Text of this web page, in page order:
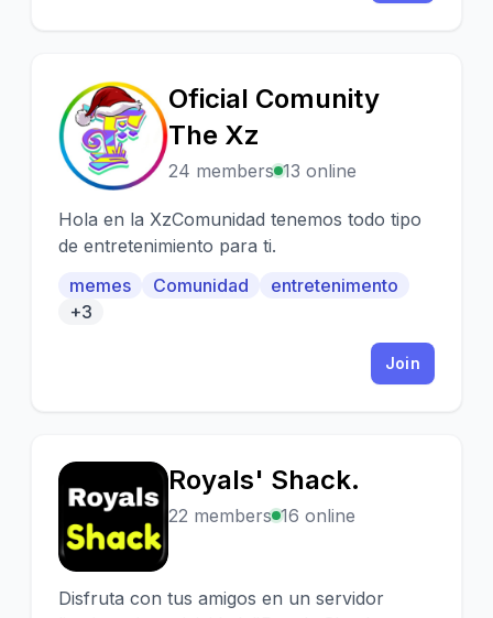
experiencia de Discord única y emocionante.
¡Te esperamos!
O
Oficial Comunity
The Xz
24 members 13 online
Hola en la XzComunidad tenemos todo tipo
de entretenimiento para ti.
memes
Comunidad
entretenimento
+3
Join
R
Royals' Shack.
22 members 16 online
Disfruta con tus amigos en un servidor